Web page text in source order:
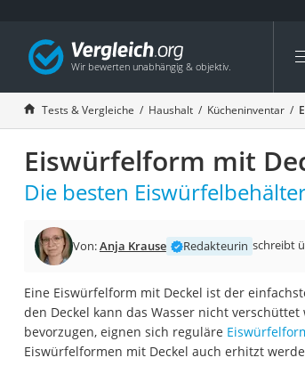
Tests & Vergleiche Haushalt Kücheninventar
Eiswürfelform mit
Die besten
Von:Anja Krause Redakteurin schreibt
Eine Eiswürfelform mit Deckel ist der
den Deckel kann das Wasser nicht
bevorzugen, eignen sich reguläre
Eiswürfelformen mit Deckel auch erhitzt